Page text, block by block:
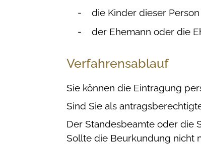
die Kinder dieser
der Ehemann oder die
Verfahrensablauf
Sie können die Eintragung
Sind Sie als
Der Standesbeamte oder die
Sollte die Beurkundung nicht